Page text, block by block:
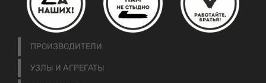
ПРОИЗВОДИТЕЛИ
УЗЛЫ И АГРЕГАТЫ